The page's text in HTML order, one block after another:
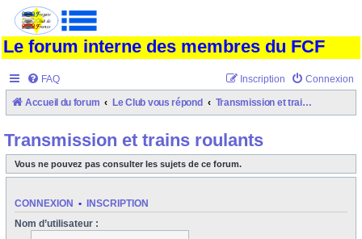
Le forum interne des membres du FCF
FAQ Connexion
Inscription
Accueil du forum Le Club vous répond Transmission et trains roulants
Transmission et trains roulants
Vous ne pouvez pas consulter les sujets de ce forum.
CONNEXION • INSCRIPTION
Nom d’utilisateur :